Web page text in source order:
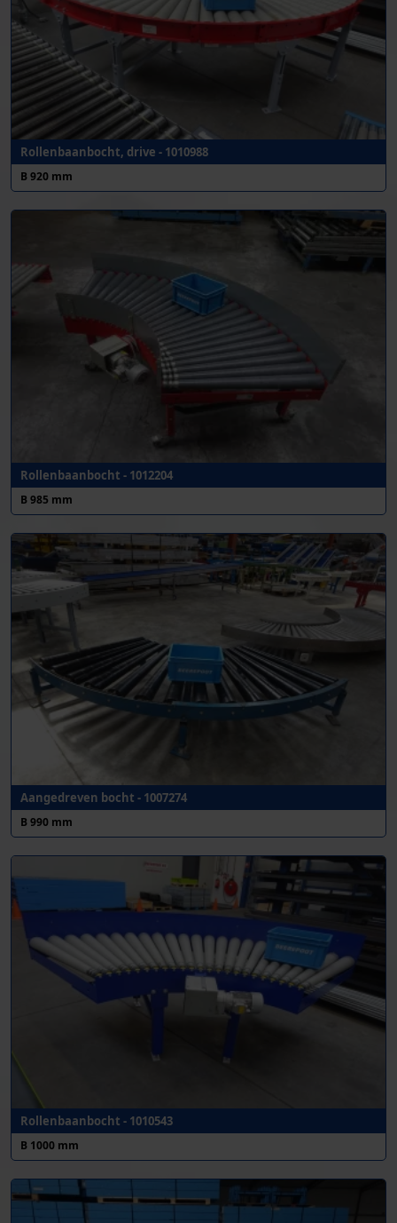
Rollenbaanbocht, drive - 1010988
B 920 mm
Rollenbaanbocht - 1012204
B 985 mm
Aangedreven bocht - 1007274
B 990 mm
Rollenbaanbocht - 1010543
B 1000 mm